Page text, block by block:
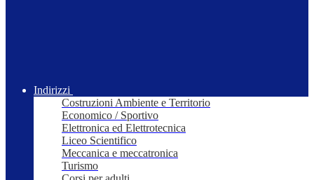
Indirizzi
Costruzioni Ambiente e Territorio
Economico / Sportivo
Elettronica ed Elettrotecnica
Liceo Scientifico
Meccanica e meccatronica
Turismo